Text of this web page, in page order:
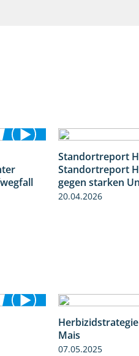
Standortreport
Standortreport
gegen starken
20.04.2026
Mais
07.05.2025